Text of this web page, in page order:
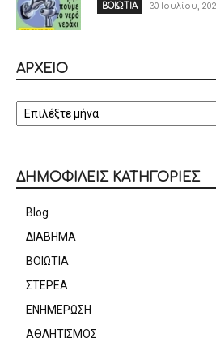
ΒΟΙΩΤΙΑ 30 Ιουλίου,
ΑΡΧΕΙΟ
ΔΗΜΟΦΙΛΕΙΣ ΚΑΤΗΓΟΡΙΕΣ
Blog
ΔΙΑΒΗΜΑ
ΒΟΙΩΤΙΑ
ΣΤΕΡΕΑ
ΕΝΗΜΕΡΩΣΗ
ΑΘΛΗΤΙΣΜΟΣ